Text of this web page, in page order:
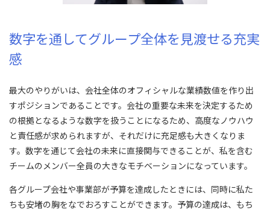
数字を通してグループ全体を見渡せる充実
感
最大のやりがいは、会社全体のオフィシャルな業績数値を作り出
すポジションであることです。会社の重要な未来を決定するため
の根拠となるような数字を扱うことになるため、高度なノウハウ
と責任感が求められますが、それだけに充足感も大きくなりま
す。数字を通じて会社の未来に直接関与できることが、私を含む
チームのメンバー全員の大きなモチベーションになっています。
各グループ会社や事業部が予算を達成したときには、同時に私た
ちも安堵の胸をなでおろすことができます。予算の達成は、もち